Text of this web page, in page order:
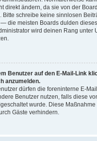
direkt ändern, da sie von der
Bitte schreibe keine sinnlosen
die meisten Boards dulden
wird deinen Rang unter
Benutzer auf den E-Mail-Link
anzumelden.
dürfen die foreninterne E-
Benutzer nutzen, falls diese
wurde. Diese
Gäste verhindern.